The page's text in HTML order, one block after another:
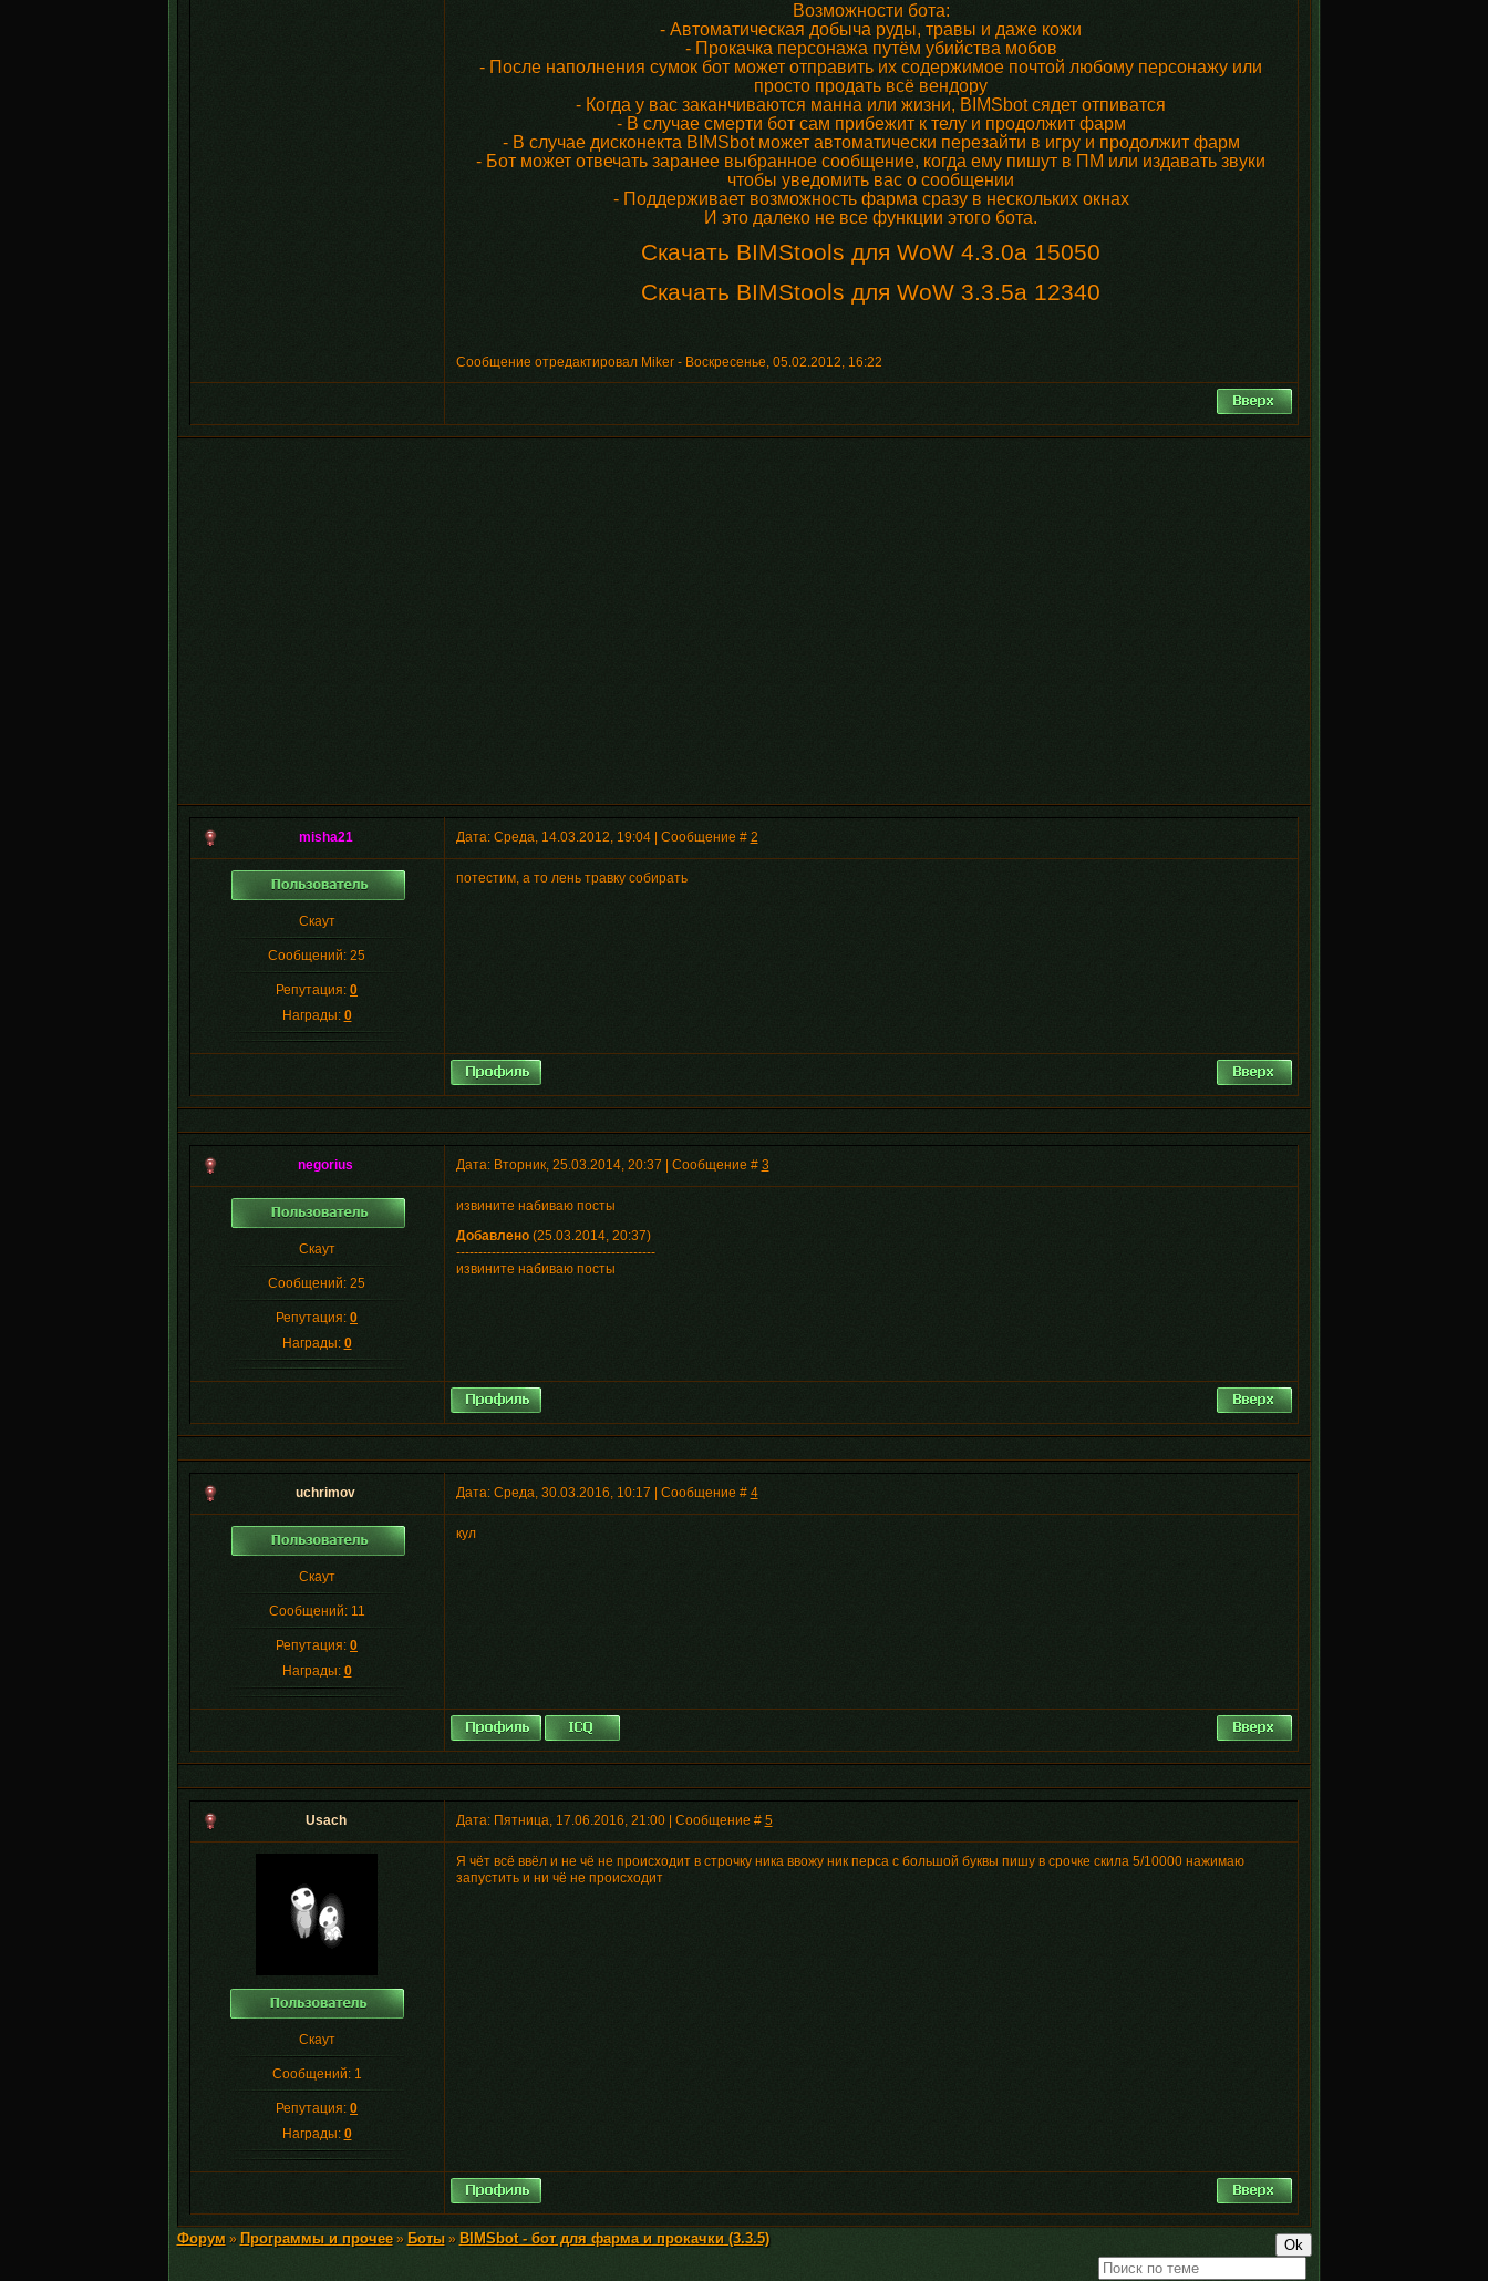
Возможности бота:
- Автоматическая добыча руды, травы и даже кожи
- Прокачка персонажа путём убийства мобов
- После наполнения сумок бот может отправить их содержимое почтой любому персонажу или
просто продать всё вендору
- Когда у вас заканчиваются манна или жизни, BIMSbot сядет отпиватся
- В случае смерти бот сам прибежит к телу и продолжит фарм
- В случае дисконекта BIMSbot может автоматически перезайти в игру и продолжит фарм
- Бот может отвечать заранее выбранное сообщение, когда ему пишут в ПМ или издавать звуки
чтобы уведомить вас о сообщении
- Поддерживает возможность фарма сразу в нескольких окнах
И это далеко не все функции этого бота.
Скачать BIMStools для WoW 4.3.0a 15050
Скачать BIMStools для WoW 3.3.5a 12340
Сообщение отредактировал Miker- Воскресенье, 05.02.2012, 16:22
misha21 Дата: Среда, 14.03.2012, 19:04 | Сообщение # 2
Скаут
Сообщений: 25
Репутация: 0
Награды: 0
потестим, а то лень травку собирать
negorius Дата: Вторник, 25.03.2014, 20:37 | Сообщение # 3
Скаут
Сообщений: 25
Репутация: 0
Награды: 0
извините набиваю посты
Добавлено(25.03.2014, 20:37)
---------------------------------------------
извините набиваю посты
uchrimov Дата: Среда, 30.03.2016, 10:17 | Сообщение # 4
Скаут
Сообщений: 11
Репутация: 0
Награды: 0
кул
Usach Дата: Пятница, 17.06.2016, 21:00 | Сообщение # 5
Скаут
Сообщений: 1
Репутация: 0
Награды: 0
Я чёт всё ввёл и не чё не происходит в строчку ника ввожу ник перса с большой буквы пишу в срочке скила 5/10000 нажимаю
запустить и ни чё не происходит
Форум» Программы и прочее» Боты» BIMSbot - бот для фарма и прокачки (3.3.5)